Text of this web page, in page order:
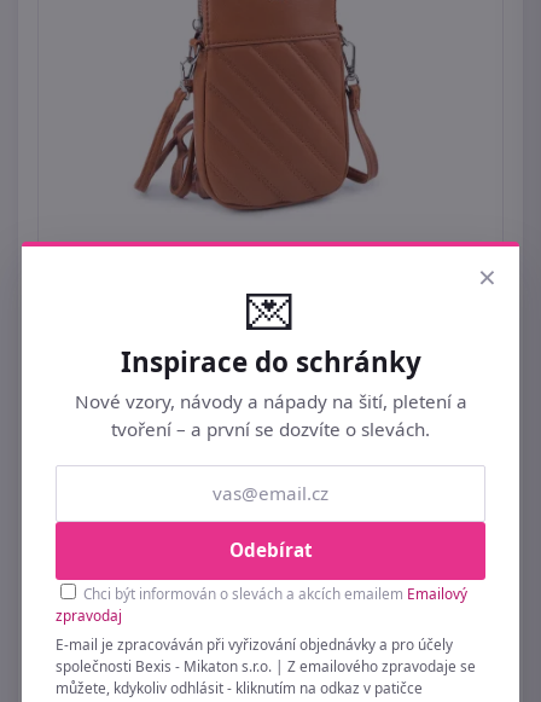
Malá kabelka / pouzdro na mobil 12x19 cm
459 Kč
Skladem2ks
×
💌
Inspirace do schránky
Nové vzory, návody a nápady na šití, pletení a
tvoření – a první se dozvíte o slevách.
Odebírat
Chci být informován o slevách a akcích emailem Emailový
zpravodaj
E-mail je zpracováván při vyřizování objednávky a pro účely
společnosti Bexis - Mikaton s.r.o. | Z emailového zpravodaje se
můžete, kdykoliv odhlásit - kliknutím na odkaz v patičce